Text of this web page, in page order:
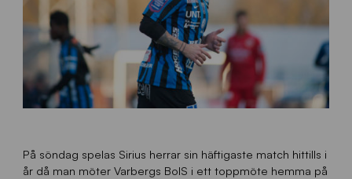
På söndag spelas Sirius herrar sin häftigaste match hittills i
år då man möter Varbergs BoIS i ett toppmöte hemma på